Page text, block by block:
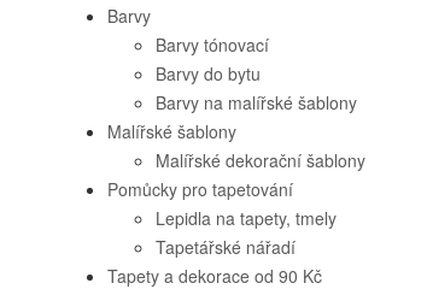
Barvy
Barvy tónovací
Barvy do bytu
Barvy na malířské šablony
Malířské šablony
Malířské dekorační šablony
Pomůcky pro tapetování
Lepidla na tapety, tmely
Tapetářské nářadí
Tapety a dekorace od 90 Kč